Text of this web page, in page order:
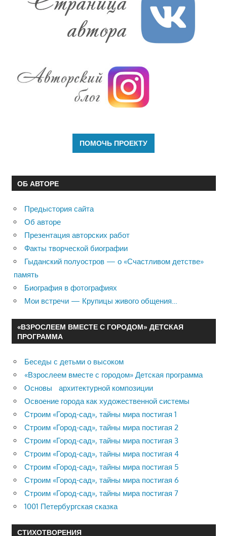
ОБ АВТОРЕ
Предыстория сайта
Об авторе
Презентация авторских работ
Факты творческой биографии
Гыданский полуостров — о «Счастливом детстве»
память
Биография в фотографиях
Мои встречи — Крупицы живого общения…
«ВЗРОСЛЕЕМ ВМЕСТЕ С ГОРОДОМ» ДЕТСКАЯ
ПРОГРАММА
Беседы с детьми о высоком
«Взрослеем вместе с городом» Детская программа
Основы архитектурной композиции
Освоение города как художественной системы
Строим «Город-сад», тайны мира постигая 1
Строим «Город-сад», тайны мира постигая 2
Строим «Город-сад», тайны мира постигая 3
Строим «Город-сад», тайны мира постигая 4
Строим «Город-сад», тайны мира постигая 5
Строим «Город-сад», тайны мира постигая 6
Строим «Город-сад», тайны мира постигая 7
1001 Петербургская сказка
СТИХОТВОРЕНИЯ